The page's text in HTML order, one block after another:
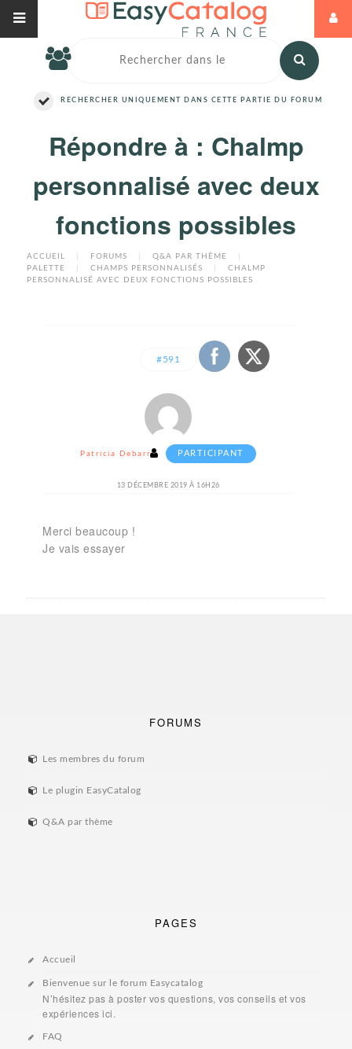
RECHERCHER UNIQUEMENT DANS CETTE PARTIE DU FORUM
Répondre à : Chalmp
personnalisé avec deux
fonctions possibles
ACCUEIL FORUMS Q&A PAR THÈME
PALETTE
CHAMPS PERSONNALISÉS
CHALMP
PERSONNALISÉ AVEC DEUX FONCTIONS POSSIBLES
#591
Patricia Debarre PARTICIPANT
13 DÉCEMBRE 2019 À 16H26
Merci beaucoup !
Je vais essayer
FORUMS
Les membres du forum
Le plugin EasyCatalog
Q&A par thème
PAGES
Accueil
Bienvenue sur le forum Easycatalog
N’hésitez pas à poster vos questions, vos conseils et vos
expériences ici.
FAQ